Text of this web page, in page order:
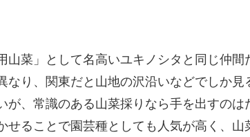
山菜」として名高いユキノシタと同じ仲間
なり、関東だと山地の沢沿いなどでしか見
、常識のある山菜採りなら手を出すのは
せることで園芸種としても人気が高く、